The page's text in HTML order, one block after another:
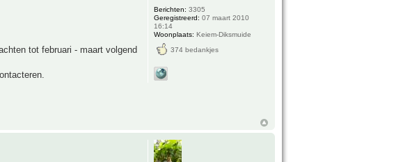
tot februari - maart volgend
Berichten: 3305
Geregistreerd: 07 maart 2010
16:14
Woonplaats: Keiem-Diksmuide
374 bedankjes